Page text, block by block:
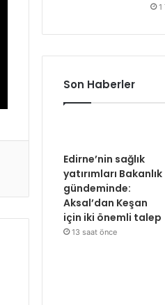
1
Son Haberler
Edirne’nin sağlık
yatırımları Bakanlık
gündeminde:
Aksal’dan Keşan
için iki önemli talep
13 saat önce